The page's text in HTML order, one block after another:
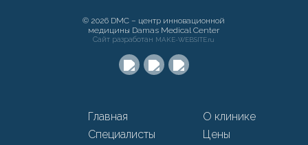
© 2026 DMC – центр инновационной
медицины Damas Medical Center
Сайт разработан MAKE-WEBSITE.ru
Главная
О клинике
Специалисты
Цены